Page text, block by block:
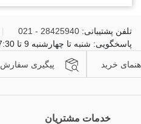
تلفن پشتیبانی: 28425940 - 021
پاسخگویی: شنبه تا چهارشنبه 9 تا 17:30، پنجشنبه 9 تا 14:30
خرید پیگیری سفارش
خدمات مشتریان